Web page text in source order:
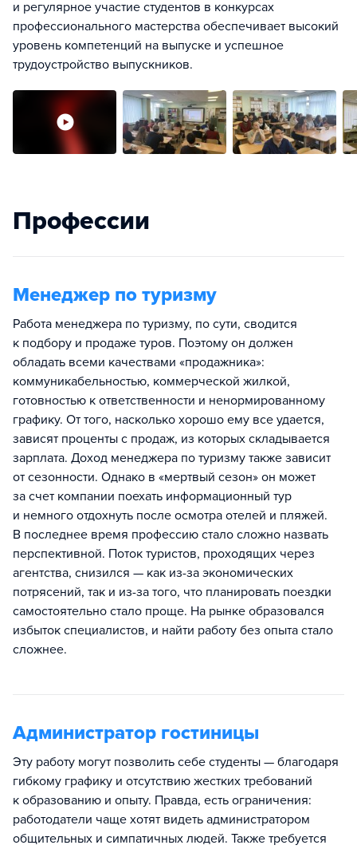
и регулярное участие студентов в конкурсах
профессионального мастерства обеспечивает высокий
уровень компетенций на выпуске и успешное
трудоустройство выпускников.
Профессии
Менеджер по туризму
Работа менеджера по туризму, по сути, сводится
к подбору и продаже туров. Поэтому он должен
обладать всеми качествами «продажника»:
коммуникабельностью, коммерческой жилкой,
готовностью к ответственности и ненормированному
графику. От того, насколько хорошо ему все удается,
зависят проценты с продаж, из которых складывается
зарплата. Доход менеджера по туризму также зависит
от сезонности. Однако в «мертвый сезон» он может
за счет компании поехать информационный тур
и немного отдохнуть после осмотра отелей и пляжей.
В последнее время профессию стало сложно назвать
перспективной. Поток туристов, проходящих через
агентства, снизился — как из-за экономических
потрясений, так и из-за того, что планировать поездки
самостоятельно стало проще. На рынке образовался
избыток специалистов, и найти работу без опыта стало
сложнее.
Администратор гостиницы
Эту работу могут позволить себе студенты — благодаря
гибкому графику и отсутствию жестких требований
к образованию и опыту. Правда, есть ограничения:
работодатели чаще хотят видеть администратором
общительных и симпатичных людей. Также требуется